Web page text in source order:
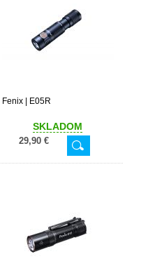
Fenix | E05R
SKLADOM
29,90 €